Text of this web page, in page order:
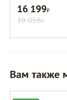
16 199Р
19 058Р
Вам также